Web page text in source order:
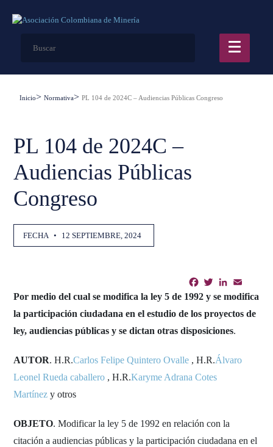
Inicio Normativa PL 104 de 2024C – Audiencias Públicas Congreso
PL 104 de 2024C –
Audiencias Públicas
Congreso
FECHA • 12 SEPTIEMBRE, 2024
FacebookTwitterLinkedIn
Por medio del cual se modifica la ley 5 de 1992 y se modifica
la participación ciudadana en el estudio de los proyectos de
ley, audiencias públicas y se dictan otras disposiciones.
AUTOR. H.R.Carlos Felipe Quintero Ovalle , H.R.Álvaro
Leonel Rueda caballero , H.R.Karyme Adrana Cotes
Martínez y otros
OBJETO. Modificar la ley 5 de 1992 en relación con la
citación a audiencias públicas y la participación ciudadana en el